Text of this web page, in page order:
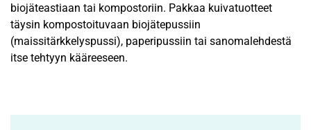
biojäteastiaan tai kompostoriin. Pakkaa kuivatuotteet
täysin kompostoituvaan biojätepussiin
(maissitärkkelyspussi), paperipussiin tai sanomalehdestä
itse tehtyyn kääreeseen.